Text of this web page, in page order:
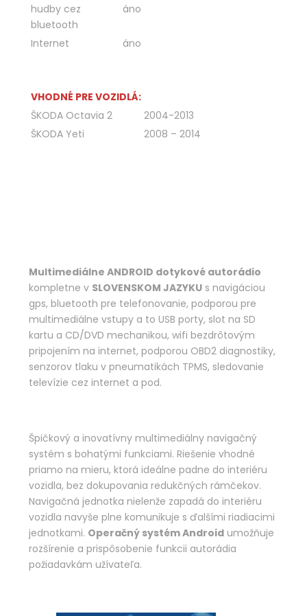
hudby cez
bluetooth
áno
Internet áno
VHODNÉ PRE VOZIDLÁ:
ŠKODA Octavia 2
2004-2013
ŠKODA Yeti
2008 – 2014
Multimediálne ANDROID dotykové autorádio
kompletne v SLOVENSKOM JAZYKU s navigáciou
gps, bluetooth pre telefonovanie, podporou pre
multimediálne vstupy a to USB porty, slot na SD
kartu a CD/DVD mechanikou, wifi bezdrôtovým
pripojením na internet, podporou OBD2 diagnostiky,
senzorov tlaku v pneumatikách TPMS, sledovanie
televízie cez internet a pod.
Špičkový a inovatívny multimediálny navigačný
systém s bohatými funkciami. Riešenie vhodné
priamo na mieru, ktorá ideálne padne do interiéru
vozidla, bez dokupovania redukčných rámčekov.
Navigačná jednotka nielenže zapadá do interiéru
vozidla navyše plne komunikuje s ďalšími riadiacimi
jednotkami. Operačný systém Android umožňuje
rozšírenie a prispôsobenie funkcii autorádia
požiadavkám užívateľa.